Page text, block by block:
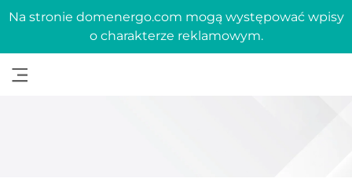
Na stronie domenergo.com mogą występować wpisy
o charakterze reklamowym.